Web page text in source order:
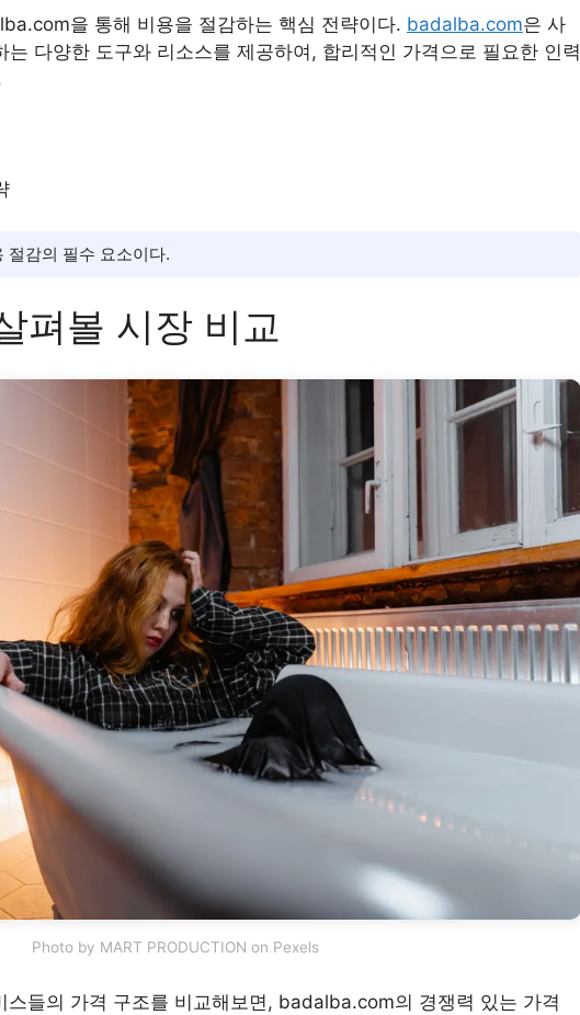
을 통해 비용을 절감하는 핵심 전략이다. badalba.com은 사
는 다양한 도구와 리소스를 제공하여, 합리적인 가격으로 필요한 인력
절감의 필수 요소이다.
펴볼 시장 비교
Photo by MART PRODUCTION on Pexels
들의 가격 구조를 비교해보면, badalba.com의 경쟁력 있는 가격